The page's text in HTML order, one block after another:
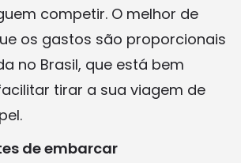
competir. O melhor de
os gastos são proporcionais
no Brasil, que está bem
tirar a sua viagem de
de embarcar